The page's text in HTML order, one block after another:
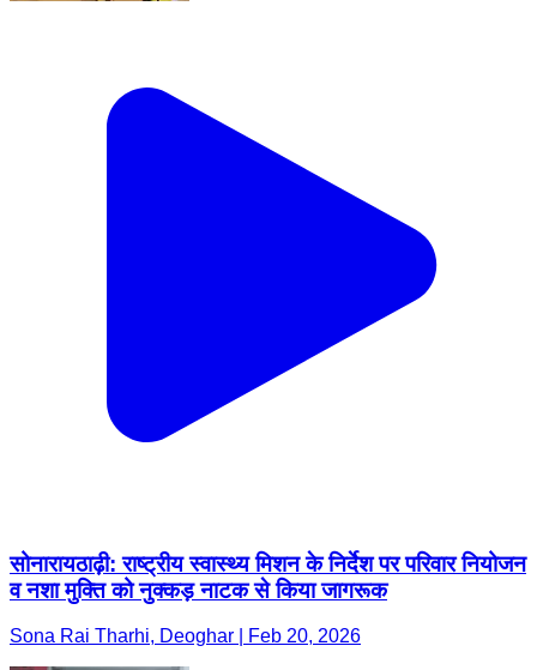
सोनारायठाढ़ी: राष्ट्रीय स्वास्थ्य मिशन के निर्देश पर परिवार नियोजन
व नशा मुक्ति को नुक्कड़ नाटक से किया जागरूक
Sona Rai Tharhi, Deoghar | Feb 20, 2026